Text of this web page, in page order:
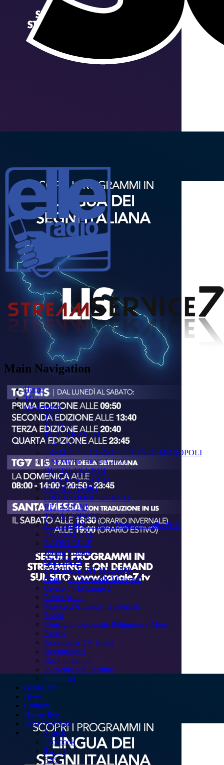
Main Navigation
Home
TG7
On demand
TG7
TG7 LIS
TG7 TARANTO
PERCHÉ ?
PREMIO "IL GOZZO" CITTÀ DI MONOPOLI
È SEMPRE FESTA 2025
DETTO TRA NOI
FACCIA A FACCIA
FUORICAMPO
PRODUZIONI - EVENTI
RELAZIONI
TG7 LIS SPORT
Sulla via di Emmaus - Domande sulla Fede
INFOSALUTE
RADIO ELLE
Buona Visione
CIVICO 74
SPECIALE BIT MILANO
Consiglio Comunale Monopoli
Civico 74 Edizione 2
Primo piano
Musica d'Attracco - Spettacoli
Zoom
Consiglio Comunale Polignano a Mare
Replay
Accademia TV Talent
Documentari
Back to School
In cucina con Cristina
Pubblicità
Guida TV
News
Contatti
Dirette live
Area copertura
Search
Facebook
Twitter
RSS